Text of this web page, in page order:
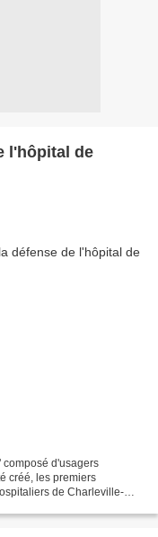
l'hôpital de
composé d'usagers
créé, les premiers
de Charleville-